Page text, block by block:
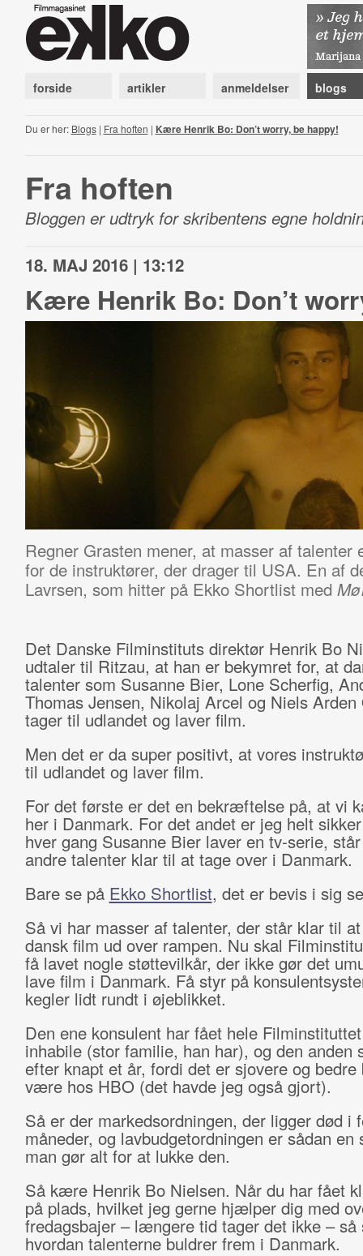
forside artikler anmeldelser blogs
Du er her: Blogs| Fra hoften | Kære Henrik Bo: Don’t worry, be happy!
Fra hoften
Bloggen er udtryk for skribentens egne
18. MAJ 2016 | 13:12
Kære Henrik Bo: Don’t
Regner Grasten mener, at masser af
for de instruktører, der drager til USA. En af
Lavrsen, som hitter på Ekko Shortlist med
Det Danske Filminstituts direktør Henrik Bo
udtaler til Ritzau, at han er bekymret for, at
talenter som Susanne Bier, Lone Scherfig,
Thomas Jensen, Nikolaj Arcel og Niels Arden
tager til udlandet og laver film.
Men det er da super positivt, at vores
til udlandet og laver film.
For det første er det en bekræftelse på, at vi
her i Danmark. For det andet er jeg helt
hver gang Susanne Bier laver en tv-serie,
andre talenter klar til at tage over i Danmark.
Bare se på Ekko Shortlist, det er bevis i sig
Så vi har masser af talenter, der står klar til
dansk film ud over rampen. Nu skal
få lavet nogle støttevilkår, der ikke gør det
lave film i Danmark. Få styr på
kegler lidt rundt i øjeblikket.
Den ene konsulent har fået hele
inhabile (stor familie, han har), og den anden
efter knapt et år, fordi det er sjovere og bedre
være hos HBO (det havde jeg også gjort).
Så er der markedsordningen, der ligger død i
måneder, og lavbudgetordningen er sådan en
man gør alt for at lukke den.
Så kære Henrik Bo Nielsen. Når du har fået
på plads, hvilket jeg gerne hjælper dig med
fredagsbajer – længere tid tager det ikke – så
hvordan talenterne buldrer frem i Danmark.